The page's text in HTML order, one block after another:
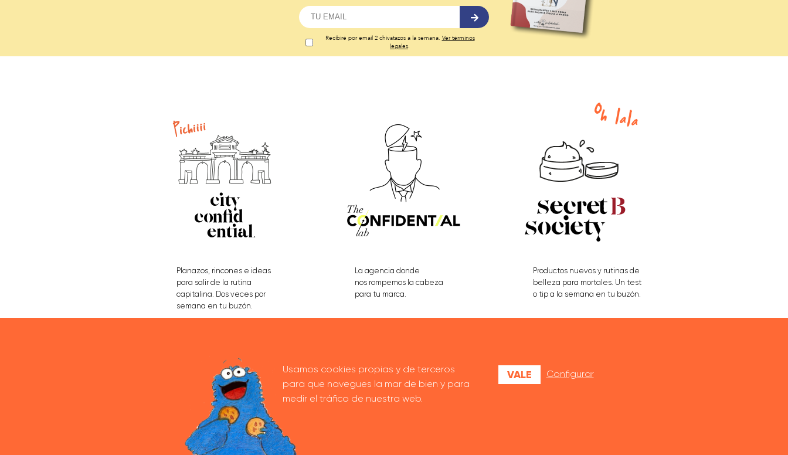
Recibiré por email 2 chivatazos a la semana. Ver términos
legales.
Planazos, rincones e ideas
para salir de la rutina
capitalina. Dos veces por
semana en tu buzón.
La agencia donde
nos rompemos la cabeza
para tu marca.
Productos nuevos y rutinas de
belleza para mortales. Un test
o tip a la semana en tu buzón.
QUIÉNES SOMOS MANIFIESTO
Usamos cookies propias y de terceros
para que navegues la mar de bien y para
medir el tráfico de nuestra web.
VALE Configurar